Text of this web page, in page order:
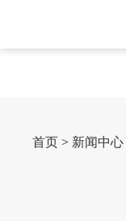
首页 > 新闻中心